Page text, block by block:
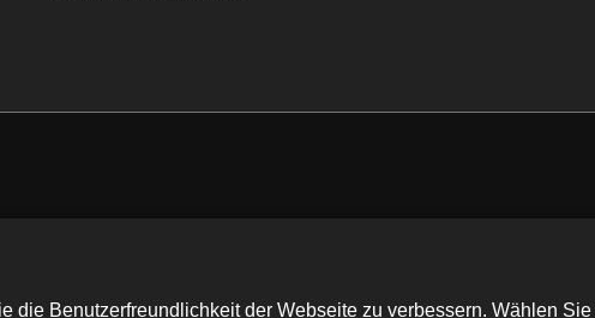
die Benutzerfreundlichkeit der Webseite zu verbessern. Wählen Sie